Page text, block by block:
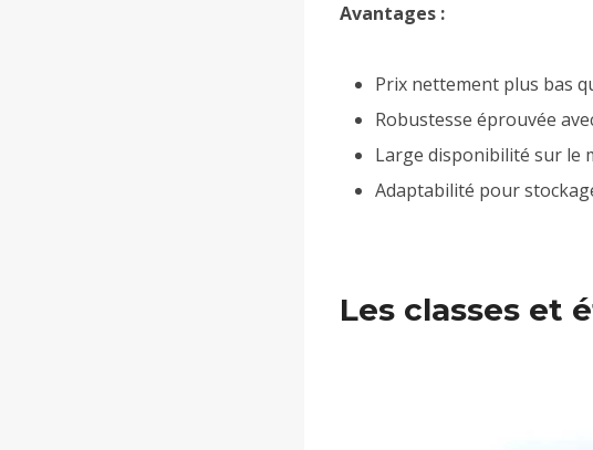
Avantages :
Prix nettement plus bas
Robustesse éprouvée
Large disponibilité sur le
Adaptabilité pour
Les classes et